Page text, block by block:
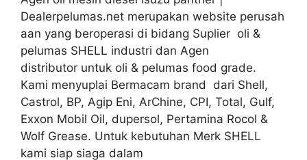
Dealerpelumas.net merupakan website perusah
aan yang beroperasi di bidang Suplier oli &
pelumas SHELL industri dan Agen
distributor untuk oli & pelumas food grade.
Kami menyuplai Bermacam brand dari Shell,
Castrol, BP, Agip Eni, ArChine, CPI, Total, Gulf,
Exxon Mobil Oil, dupersol, Pertamina Rocol &
Wolf Grease. Untuk kebutuhan Merk SHELL
kami siap siaga dalam